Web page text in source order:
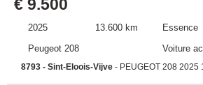
€ 9.500
2025 13.600 km
Essence
Peugeot 208
Voiture
8793 - Sint-Eloois-Vijve - PEUGEOT 208 2025